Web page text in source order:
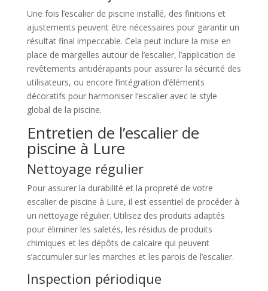
Une fois l’escalier de piscine installé, des finitions et
ajustements peuvent être nécessaires pour garantir un
résultat final impeccable. Cela peut inclure la mise en
place de margelles autour de l’escalier, l’application de
revêtements antidérapants pour assurer la sécurité des
utilisateurs, ou encore l’intégration d’éléments
décoratifs pour harmoniser l’escalier avec le style
global de la piscine.
Entretien de l’escalier de
piscine à Lure
Nettoyage régulier
Pour assurer la durabilité et la propreté de votre
escalier de piscine à Lure, il est essentiel de procéder à
un nettoyage régulier. Utilisez des produits adaptés
pour éliminer les saletés, les résidus de produits
chimiques et les dépôts de calcaire qui peuvent
s’accumuler sur les marches et les parois de l’escalier.
Inspection périodique